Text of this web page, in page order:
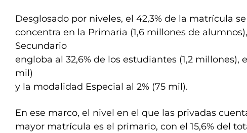
Desglosado por niveles, el 42,3% de la matrícula se
concentra en la Primaria (1,6 millones de
Secundario
engloba al 32,6% de los estudiantes (1,2 millones),
mil)
y la modalidad Especial al 2% (75 mil).
En ese marco, el nivel en el que las privadas
mayor matrícula es el primario, con el 15,6% del